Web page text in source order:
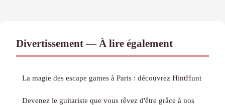
Divertissement — À lire également
La magie des escape games à Paris : découvrez HintHunt
Devenez le guitariste que vous rêvez d'être grâce à nos